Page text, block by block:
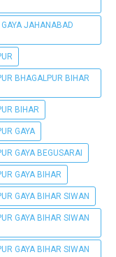
JAHANABAD
BHAGALPUR BIHAR
BIHAR
GAYA
GAYA BEGUSARAI
GAYA BIHAR
GAYA BIHAR SIWAN
GAYA BIHAR SIWAN
GAYA BIHAR SIWAN